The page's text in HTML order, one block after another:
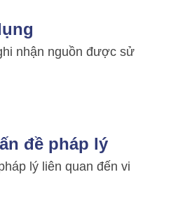
nhận nguồn được sử
đề pháp lý
lý liên quan đến vi